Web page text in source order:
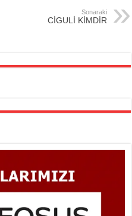
Sonaraki
CİGULİ KİMDİR